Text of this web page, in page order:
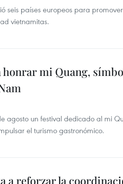
seis países europeos para
vietnamitas.
mi Quang,
agosto un festival dedicado al mi
el turismo gastronómico.
a reforzar la